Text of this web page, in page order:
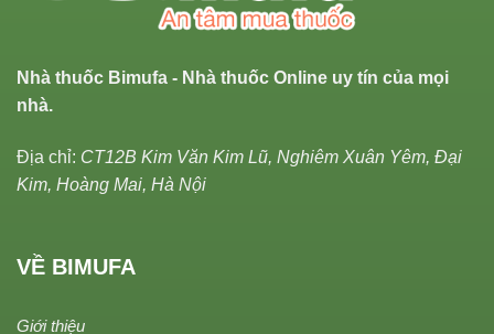
Nhà thuốc Bimufa - Nhà thuốc Online uy tín của mọi
nhà.
Địa chỉ: CT12B Kim Văn Kim Lũ, Nghiêm Xuân Yêm, Đại
Kim, Hoàng Mai, Hà Nội
VỀ BIMUFA
Giới thiệu